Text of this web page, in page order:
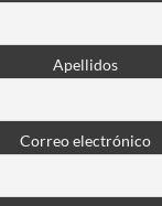
Apellidos
Correo electrónico